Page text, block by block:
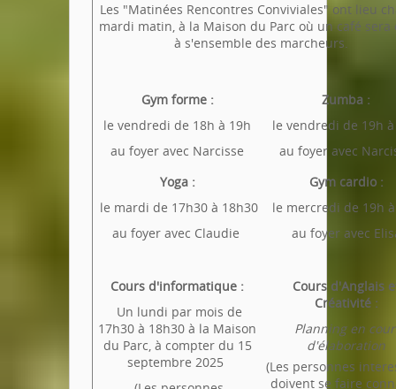
Les "Matinées Rencontres Conviviales" ont lieu
mardi matin, à la Maison du Parc où un café sera
à s'ensemble des marcheurs.
Gym forme :
le vendredi de 18h à 19h
au foyer avec Narcisse
Zumba :
le vendredi de 19h
au foyer avec
Yoga :
le mardi de 17h30 à 18h30
au foyer avec Claudie
Gym cardio :
le mercredi de 19h
au foyer avec
Cours d'informatique :
Un lundi par mois de
17h30 à 18h30 à la Maison
du Parc, à compter du 15
septembre 2025
Cours d'Anglais
Créativité:
Planning en
d'élaboration
(Les personnes
doivent se faire